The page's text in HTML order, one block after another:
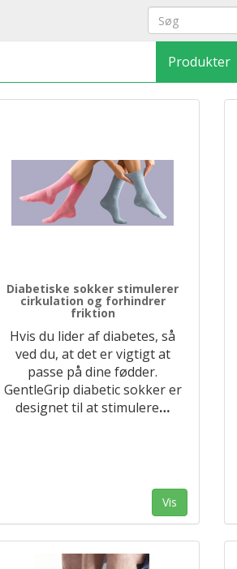
Produkter
Diabetiske sokker stimulerer
cirkulation og forhindrer
friktion
Hvis du lider af diabetes, så
ved du, at det er vigtigt at
passe på dine fødder.
GentleGrip diabetic sokker er
designet til at stimulere…
Vis